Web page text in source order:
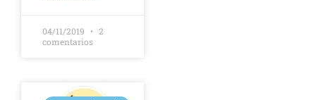
04/11/2019
2
comentarios